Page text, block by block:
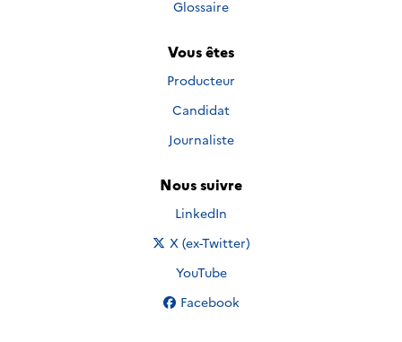
Glossaire
Vous êtes
Producteur
Candidat
Journaliste
Nous suivre
Nous suivre sur
LinkedIn
Nous suivre sur
X (ex-Twitter)
Nous suivre sur
YouTube
Nous suivre sur
Facebook